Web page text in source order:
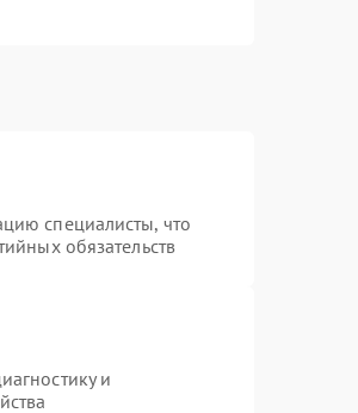
специалисты, что
обязательств
и